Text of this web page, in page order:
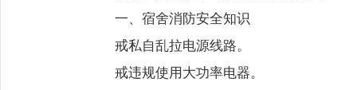
一、宿舍消防安全知识
戒私自乱拉电源线路。
戒违规使用大功率电器。